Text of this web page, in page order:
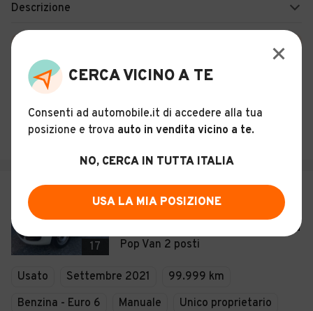
Descrizione
Storia del veicolo
FERRARI AUTOMOTIVE
17
€ 4.950
PROMO!!!!!AUTOCARRO S&S Hybrid
Pop Van 2 posti
Usato Settembre 2021
99.999 km
Benzina - Euro 6
Manuale Unico proprietario
CERCA VICINO A TE
Consenti ad automobile.it di accedere alla tua
posizione e trova auto in vendita vicino a te.
NO, CERCA IN TUTTA ITALIA
USA LA MIA POSIZIONE